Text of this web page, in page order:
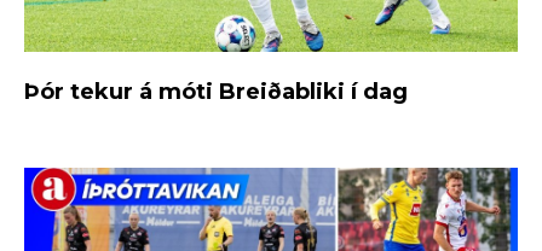
Þór tekur á móti Breiðabliki í dag